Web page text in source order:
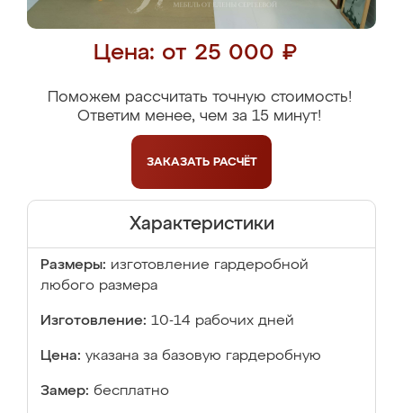
Цена: от 25 000 ₽
Поможем рассчитать точную стоимость!
Ответим менее, чем за 15 минут!
ЗАКАЗАТЬ РАСЧЁТ
Характеристики
Размеры: изготовление гардеробной
любого размера
Изготовление: 10-14 рабочих дней
Цена: указана за базовую гардеробную
Замер: бесплатно